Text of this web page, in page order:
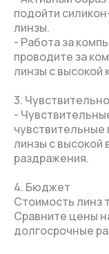
подойти
линзы.
- Работа за
проводите за
линзы с
3.
-
чувствительные
линзы с высокой
раздражения.
4. Бюджет
Стоимость линз
Сравните цены
долгосрочные